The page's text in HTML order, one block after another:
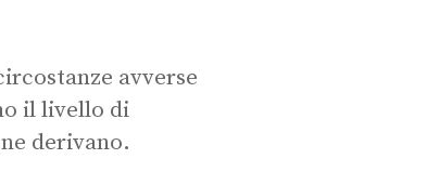
avverse
il livello di
derivano.